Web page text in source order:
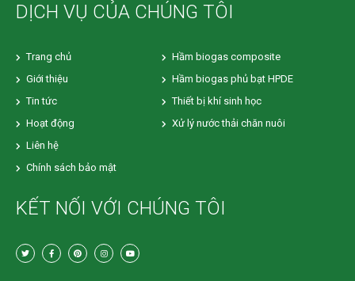
DỊCH VỤ CỦA CHÚNG TÔI
Trang chủ
Giới thiệu
Tin tức
Hoạt động
Liên hệ
Chính sách bảo mật
Hầm biogas composite
Hầm biogas phủ bạt HPDE
Thiết bị khí sinh học
Xử lý nước thải chăn nuôi
KẾT NỐI VỚI CHÚNG TÔI